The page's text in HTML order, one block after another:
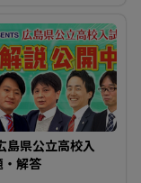
島県公立高校入
解答